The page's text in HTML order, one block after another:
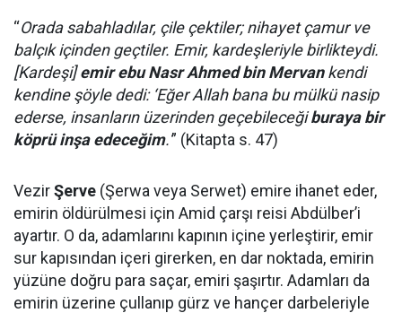
“Orada sabahladılar, çile çektiler; nihayet çamur ve
balçık içinden geçtiler. Emir, kardeşleriyle birlikteydi.
[Kardeşi]emir ebu Nasr Ahmed bin Mervankendi
kendine şöyle dedi: ‘Eğer Allah bana bu mülkü nasip
ederse, insanların üzerinden geçebileceğiburaya bir
köprü inşa edeceğim.'” (Kitapta s. 47)
VezirŞerve (Şerwa veya Serwet) emire ihanet eder,
emirin öldürülmesi için Amid çarşı reisi Abdülber’i
ayartır. O da, adamlarını kapının içine yerleştirir, emir
sur kapısından içeri girerken, en dar noktada, emirin
yüzüne doğru para saçar, emiri şaşırtır. Adamları da
emirin üzerine çullanıp gürz ve hançer darbeleriyle